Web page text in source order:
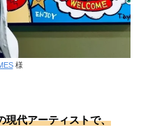
様
現代アーティストで、